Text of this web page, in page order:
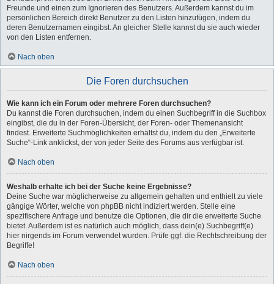
Freunde und einen zum Ignorieren des Benutzers. Außerdem kannst du im
persönlichen Bereich direkt Benutzer zu den Listen hinzufügen, indem du
deren Benutzernamen eingibst. An gleicher Stelle kannst du sie auch wieder
von den Listen entfernen.
Nach oben
Die Foren durchsuchen
Wie kann ich ein Forum oder mehrere Foren durchsuchen?
Du kannst die Foren durchsuchen, indem du einen Suchbegriff in die Suchbox
eingibst, die du in der Foren-Übersicht, der Foren- oder Themenansicht
findest. Erweiterte Suchmöglichkeiten erhältst du, indem du den „Erweiterte
Suche“-Link anklickst, der von jeder Seite des Forums aus verfügbar ist.
Nach oben
Weshalb erhalte ich bei der Suche keine Ergebnisse?
Deine Suche war möglicherweise zu allgemein gehalten und enthielt zu viele
gängige Wörter, welche von phpBB nicht indiziert werden. Stelle eine
spezifischere Anfrage und benutze die Optionen, die dir die erweiterte Suche
bietet. Außerdem ist es natürlich auch möglich, dass dein(e) Suchbegriff(e)
hier nirgends im Forum verwendet wurden. Prüfe ggf. die Rechtschreibung der
Begriffe!
Nach oben